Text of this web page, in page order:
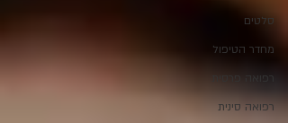
סלטים
מחדר הטיפול
רפואה פרסית
רפואה סינית